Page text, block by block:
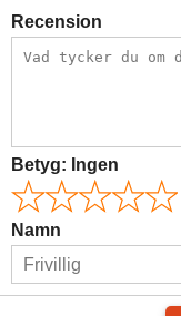
Recension
Betyg: Ingen
Namn